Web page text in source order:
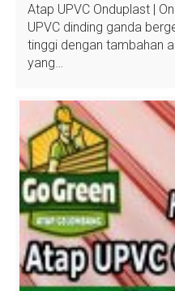
Atap UPVC Onduplast |
UPVC dinding ganda
tinggi dengan tambahan
yang…